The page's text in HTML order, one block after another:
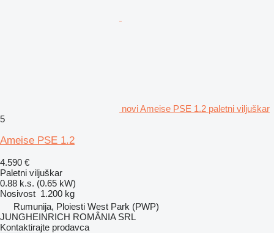
novi Ameise PSE 1.2 paletni viljuškar
5
Ameise PSE 1.2
4.590 €
Paletni viljuškar
0.88 k.s. (0.65 kW)
Nosivost 1.200 kg
Rumunija, Ploiesti West Park (PWP)
JUNGHEINRICH ROMÂNIA SRL
Kontaktirajte prodavca